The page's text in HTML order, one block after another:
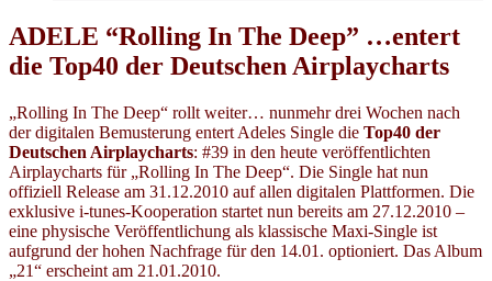
ADELE “Rolling In The Deep” …entert
die Top40 der Deutschen Airplaycharts
„Rolling In The Deep“ rollt weiter… nunmehr drei Wochen nach
der digitalen Bemusterung entert Adeles Single die Top40 der
Deutschen Airplaycharts: #39 in den heute veröffentlichten
Airplaycharts für „Rolling In The Deep“. Die Single hat nun
offiziell Release am 31.12.2010 auf allen digitalen Plattformen. Die
exklusive i-tunes-Kooperation startet nun bereits am 27.12.2010 –
eine physische Veröffentlichung als klassische Maxi-Single ist
aufgrund der hohen Nachfrage für den 14.01. optioniert. Das Album
„21“ erscheint am 21.01.2010.